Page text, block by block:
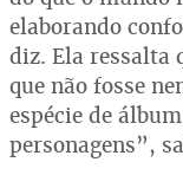
elaborando
diz. Ela ressalta
que não fosse
espécie de
personagens”,